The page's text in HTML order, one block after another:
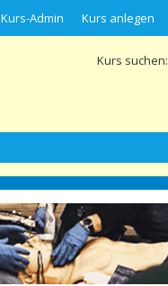
Kurs-Admin Kurs anlegen
Kurs suchen: